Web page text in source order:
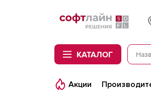
Softline
КАТАЛОГ
Акции